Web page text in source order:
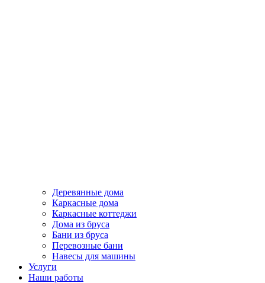
Деревянные дома
Каркасные дома
Каркасные коттеджи
Дома из бруса
Бани из бруса
Перевозные бани
Навесы для машины
Услуги
Наши работы